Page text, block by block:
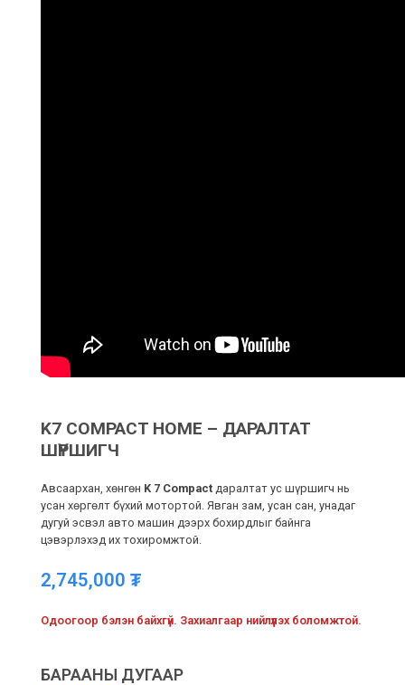
K7 COMPACT HOME – ДАРАЛТАТ
ШҮРШИГЧ
Авсаархан, хөнгөн K 7 Compactдаралтат ус шүршигч нь
усан хөргөлт бүхий мотортой. Явган зам, усан сан, унадаг
дугуй эсвэл авто машин дээрх бохирдлыг байнга
цэвэрлэхэд их тохиромжтой.
2,745,000 ₮
Одоогоор бэлэн байхгүй. Захиалгаар нийлүүлэх боломжтой.
БАРААНЫ ДУГААР